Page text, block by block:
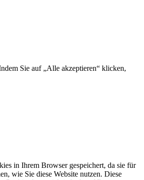
Sie auf „Alle akzeptieren“ klicken,
in Ihrem Browser gespeichert, da sie für
wie Sie diese Website nutzen. Diese